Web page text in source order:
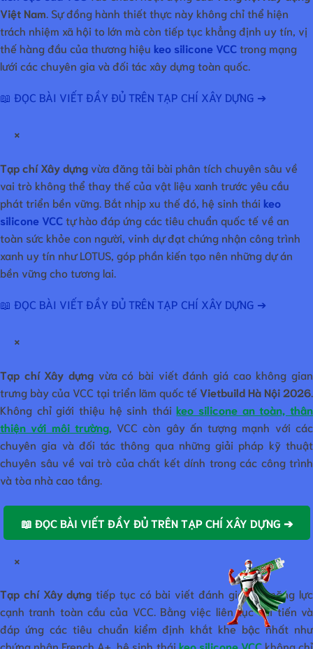
Việt Nam . Sự đồng hành thiết thực này không chỉ thể hiện
trách nhiệm xã hội to lớn mà còn tiếp tục khẳng định uy tín, vị
thế hàng đầu của thương hiệu keo silicone VCC trong mạng
lưới các chuyên gia và đối tác xây dựng toàn quốc.
📖 ĐỌC BÀI VIẾT ĐẦY ĐỦ TRÊN TẠP CHÍ XÂY DỰNG ➔
×
Tạp chí Xây dựngvừa đăng tải bài phân tích chuyên sâu về
vai trò không thể thay thế của vật liệu xanh trước yêu cầu
phát triển bền vững. Bắt nhịp xu thế đó, hệ sinh thái keo
silicone VCC tự hào đáp ứng các tiêu chuẩn quốc tế về an
toàn sức khỏe con người, vinh dự đạt chứng nhận công trình
xanh uy tín như LOTUS, góp phần kiến tạo nên những dự án
bền vững cho tương lai.
📖 ĐỌC BÀI VIẾT ĐẦY ĐỦ TRÊN TẠP CHÍ XÂY DỰNG ➔
×
Tạp chí Xây dựng vừa có bài viết đánh giá cao không gian
trưng bày của VCC tại triển lãm quốc tếVietbuild Hà Nội 2026
Không chỉ giới thiệu hệ sinh tháikeo silicone an toàn, thân
thiện với môi trường, VCC còn gây ấn tượng mạnh với các
chuyên gia và đối tác thông qua những giải pháp kỹ thuật
chuyên sâu về vai trò của chất kết dính trong các công trình
và tòa nhà cao tầng.
📖 ĐỌC BÀI VIẾT ĐẦY ĐỦ TRÊN TẠP CHÍ XÂY DỰNG ➔
×
Tạp chí Xây dựng tiếp tục có bài viết đánh giá cao năng lực
cạnh tranh toàn cầu của VCC. Bằng việc liên tục cải tiến và
đáp ứng các tiêu chuẩn kiểm định khắt khe bậc nhất như
chứng nhận French A+, hệ sinh thái keo silicone VCCkhông chỉ